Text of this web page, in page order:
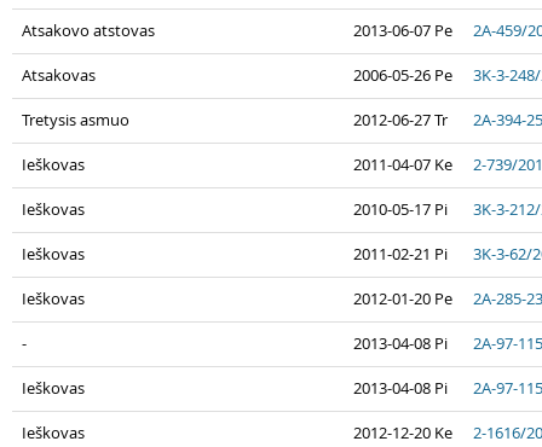
Atsakovo atstovas 2013-06-07 Pe 2A-459/
Atsakovas 2006-05-26 Pe 3K-3-
Tretysis asmuo 2012-06-27 Tr 2A-394-
Ieškovas 2011-04-07 Ke 2-739/
Ieškovas 2010-05-17 Pi 3K-3-
Ieškovas 2011-02-21 Pi 3K-3-62/
Ieškovas 2012-01-20 Pe 2A-285-
- 2013-04-08 Pi 2A-97-
Ieškovas 2013-04-08 Pi 2A-97-
Ieškovas 2012-12-20 Ke 2-1616/